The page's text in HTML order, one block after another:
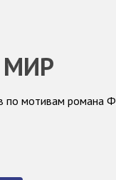
по мотивам романа